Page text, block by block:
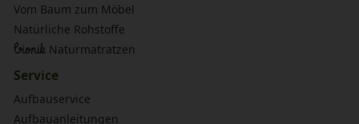
Vom Baum zum Möbel
Natürliche Rohstoffe
bionik Naturmatratzen
Service
Aufbauservice
Aufbauanleitungen